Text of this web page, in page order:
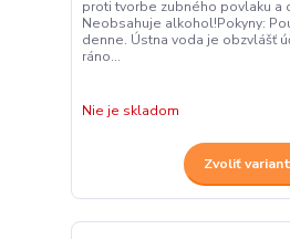
proti tvorbe zubného povlaku a
Neobsahuje alkohol!Pokyny:
denne. Ústna voda je obzvlášť
ráno...
Nie je skladom
Zvoliť variant